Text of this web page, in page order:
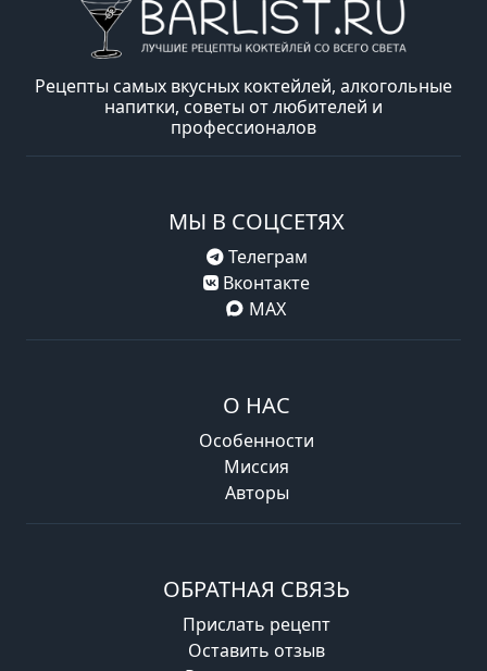
Рецепты самых вкусных коктейлей, алкогольные
напитки, советы от любителей и
профессионалов
МЫ В СОЦСЕТЯХ
Телеграм
Вконтакте
MAX
О НАС
Особенности
Миссия
Авторы
ОБРАТНАЯ СВЯЗЬ
Прислать рецепт
Оставить отзыв